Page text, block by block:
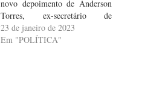
novo depoimento de Anderson
Torres, ex-secretário de
Segurança Pública do Distrito
Federal, para 2 de fevereiro, às
23 de janeiro de 2023
Em "POLÍTICA"